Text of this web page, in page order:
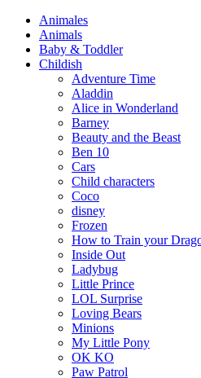
Animales
Animals
Baby & Toddler
Childish
Adventure Time
Aladdin
Alice in Wonderland
Barney
Beauty and the Beast
Ben 10
Cars
Child characters
Coco
disney
Frozen
How to Train your
Inside Out
Ladybug
Little Prince
LOL Surprise
Loving Bears
Minions
My Little Pony
OK KO
Paw Patrol